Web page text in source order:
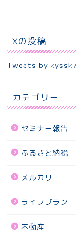
Xの投稿
Tweets by
カテゴリー
セミナー報告
ふるさと納税
メルカリ
ライフプラン
不動産